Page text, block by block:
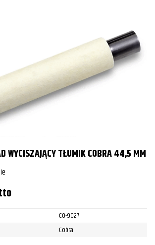
WYCISZAJĄCY TŁUMIK COBRA 44,5 MM
CO-9027
Cobra